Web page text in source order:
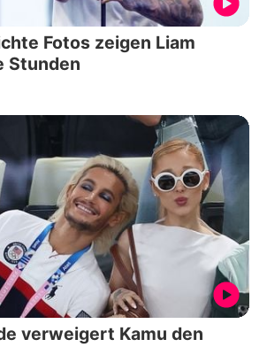
Fotos zeigen Liam
Stunden
verweigert Kamu den